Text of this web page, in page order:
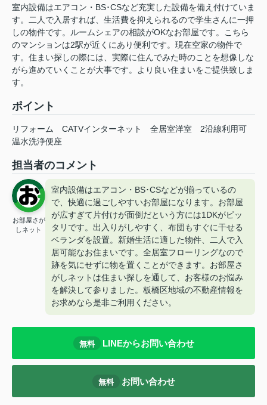
室内設備はエアコン・BS･CSなど充実した設備を備え付けていま
す。二人で入居すれば、生活費を抑えられるので学生さんに一押
しの物件です。ルームシェアの相談がOKなお部屋です。こちら
のマンションは2駅が近くにあり便利です。現在空家の物件で
す。住まい探しの際には、実際に住んでみた時のことを想像しな
がら進めていくことが大事です。より良い住まいをご提供致しま
す。
ポイント
リフォーム CATVインターネット 全居室洋室
2沿線利用可
温水洗浄便座
担当者のコメント
お部屋さが
しネット
室内設備はエアコン・BS･CSなどが揃っているの
で、快適に過ごしやすいお部屋になります。お部屋
が広すぎて片付けが面倒だという方には1DKがピッ
タリです。出入りがしやすく、布団もすぐに干せる
ベランダを設置。新婚生活に適した物件、二人で入
居可能なお住まいです。全居室フローリングなので
跡を気にせずに物を置くことができます。お部屋さ
がしネットは住まい探しを通して、お客様のお悩み
を解決して参りました。板橋区地域の不動産情報を
お求めなら是非ご利用ください。
無料 LINEからお問い合わせ
無料 お問い合わせ